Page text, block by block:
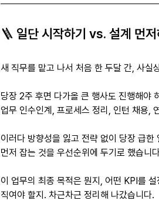
🪜 일단 시작하기 vs. 설계 먼저
새 직무를 맡고 나서 처음 한 두달 간, 사실
당장 2주 후면 다가올 큰 행사도 진행해야
업무 인수인계, 프로세스 정리, 인턴 채용,
이러다 방향성을 잃고 전략 없이 당장 급한
먼저 잡는 것을 우선순위에 두기로 했습니
이 업무의 최종 목적은 뭔지, 어떤 KPI를
직여야 할지. 차근차근 정리해 나갔습니다.